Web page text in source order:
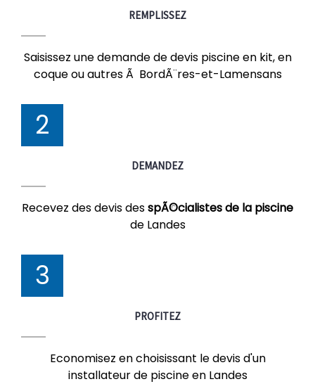
REMPLISSEZ
Saisissez une demande de devis piscine en kit, en
coque ou autres Ã BordÃ¨res-et-Lamensans
2
DEMANDEZ
Recevez des devis desspÃ©cialistes de la piscine
de Landes
3
PROFITEZ
Economisez en choisissant le devis d'un
installateur de piscine en Landes